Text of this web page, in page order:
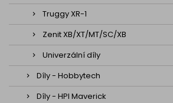
Truggy XR-1
Zenit XB/XT/MT/SC/XB
Univerzální díly
Díly - Hobbytech
Díly - HPI Maverick